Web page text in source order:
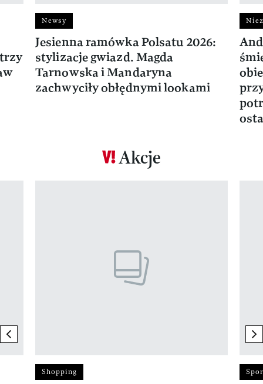
Newsy
Jesienna ramówka Polsatu 2026:
stylizacje gwiazd. Magda
Tarnowska i Mandaryna
zachwyciły obłędnymi lookami
Akcje
previous element
Shopping